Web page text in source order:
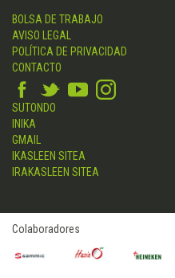
BOLSA DE TRABAJO
AVISO LEGAL
POLÍTICA DE PRIVACIDAD
CONTACTO
SUTONDO
INIKA
GMAIL
IKASLEEN SITEA
IRAKASLEEN SITEA
Colaboradores